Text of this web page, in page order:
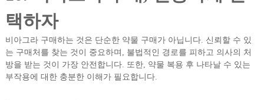
택하자
비아그라 구매하는 것은 단순한 약물 구매가 아닙니다. 신뢰할 수 있
는 구매처를 찾는 것이 중요하며, 불법적인 경로를 피하고 의사의 처
방을 받는 것이 가장 안전합니다. 또한, 약물 복용 후 나타날 수 있는
부작용에 대한 충분한 이해가 필요합니다.